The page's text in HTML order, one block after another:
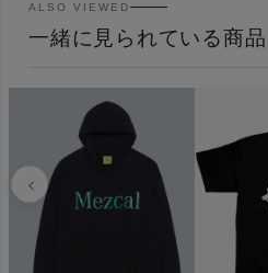
ALSO VIEWED
一緒に見られている商品